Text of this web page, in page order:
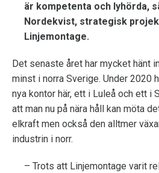
är kompetenta och lyhörda,
Nordekvist, strategisk
Linjemontage.
Det senaste året har mycket hänt
minst i norra Sverige. Under 2020
nya kontor här, ett i Luleå och ett i
att man nu på nära håll kan möta
elkraft men också den alltmer
industrin i norr.
– Trots att Linjemontage varit